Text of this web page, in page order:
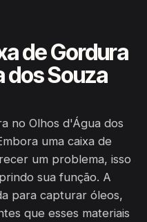
de Gordura
dos Souza
no Olhos d'Água dos
uma caixa de
um problema, isso
sua função. A
para capturar óleos,
que esses materiais